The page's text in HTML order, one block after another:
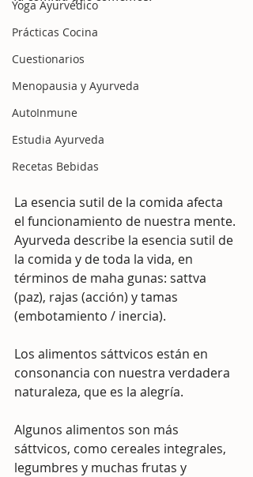
Yoga Ayurvédico
Prácticas Cocina
Cuestionarios
Menopausia y Ayurveda
AutoInmune
Estudia Ayurveda
Recetas Bebidas
La esencia sutil de la comida afecta
el funcionamiento de nuestra mente.
Ayurveda describe la esencia sutil de
la comida y de toda la vida, en
términos de maha gunas: sattva
(paz), rajas (acción) y tamas
(embotamiento / inercia).
Los alimentos sáttvicos están en
consonancia con nuestra verdadera
naturaleza, que es la alegría.
Algunos alimentos son más
sáttvicos, como cereales integrales,
legumbres y muchas frutas y